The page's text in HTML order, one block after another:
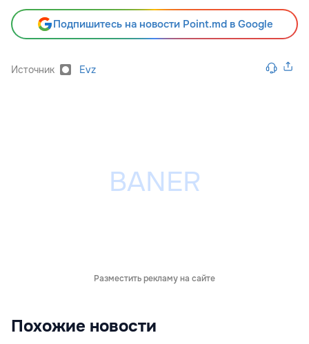
Подпишитесь на новости Point.md в Google
Источник Evz
Разместить рекламу на сайте
Похожие новости